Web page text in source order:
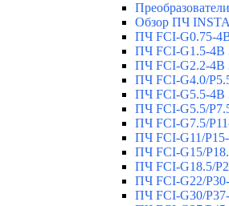
Обзор ПЧ
ПЧ FCI-G0.75-
ПЧ FCI-G1.5-4B
ПЧ FCI-G2.2-4B
ПЧ FCI-G4.0/
ПЧ FCI-G5.5-4B
ПЧ FCI-G5.5/
ПЧ FCI-G7.5/
ПЧ FCI-G11/
ПЧ FCI-G15/
ПЧ FCI-G18.5/
ПЧ FCI-G22/
ПЧ FCI-G30/